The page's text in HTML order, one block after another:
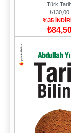
Türk
₺130,00
%35
₺84,50